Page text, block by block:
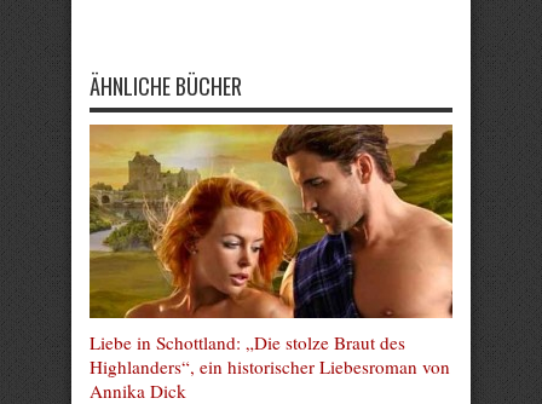
ÄHNLICHE BÜCHER
Liebe in Schottland: „Die stolze Braut des
Highlanders“, ein historischer Liebesroman von
Annika Dick